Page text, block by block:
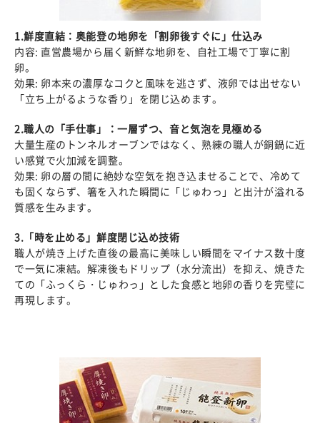
1.鮮度直結：奥能登の地卵を「割卵後すぐに」仕込み
内容: 直営農場から届く新鮮な地卵を、自社工場で丁寧に割
卵。
効果: 卵本来の濃厚なコクと風味を逃さず、液卵では出せない
「立ち上がるような香り」を閉じ込めます。
2.職人の「手仕事」：一層ずつ、音と気泡を見極める
大量生産のトンネルオーブンではなく、熟練の職人が銅鍋に近
い感覚で火加減を調整。
効果: 卵の層の間に絶妙な空気を抱き込ませることで、冷めて
も固くならず、箸を入れた瞬間に「じゅわっ」と出汁が溢れる
質感を生みます。
3.「時を止める」鮮度閉じ込め技術
職人が焼き上げた直後の最高に美味しい瞬間をマイナス数十度
で一気に凍結。解凍後もドリップ（水分流出）を抑え、焼きた
ての「ふっくら・じゅわっ」とした食感と地卵の香りを完璧に
再現します。